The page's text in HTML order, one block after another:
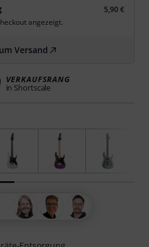
5,90 €
angezeigt.
Versand
VERKAUFSRANG
in Shortscale